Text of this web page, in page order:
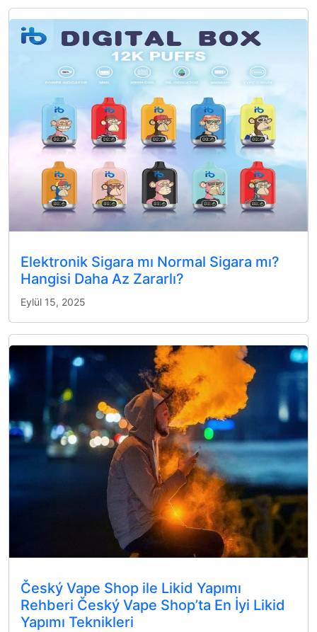
Elektronik Sigara mı Normal Sigara mı?
Hangisi Daha Az Zararlı?
Eylül 15, 2025
Český Vape Shop ile Likid Yapımı
Rehberi Český Vape Shop’ta En İyi Likid
Yapımı Teknikleri